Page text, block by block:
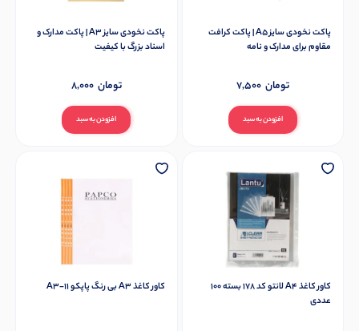
پاکت نخودی سایز A5 | پاکت کرافت
مقاوم برای مدارک و نامه
افزودن به سبد
7,500 تومان
پاکت نخودی سایز A3 | پاکت مدارک و
اسناد بزرگ با کیفیت
افزودن به سبد
8,000 تومان
کاور کاغذ A4 لانتو کد 178 بسته 100
عددی
کاور کاغذ A3 بی رنگ پاپکو 11-A3